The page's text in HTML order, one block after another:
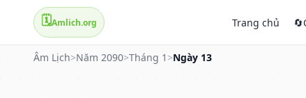
🗓️Amlich.org Trang chủ 🔄
Âm Lịch>Năm 2090>Tháng 1 >Ngày 13